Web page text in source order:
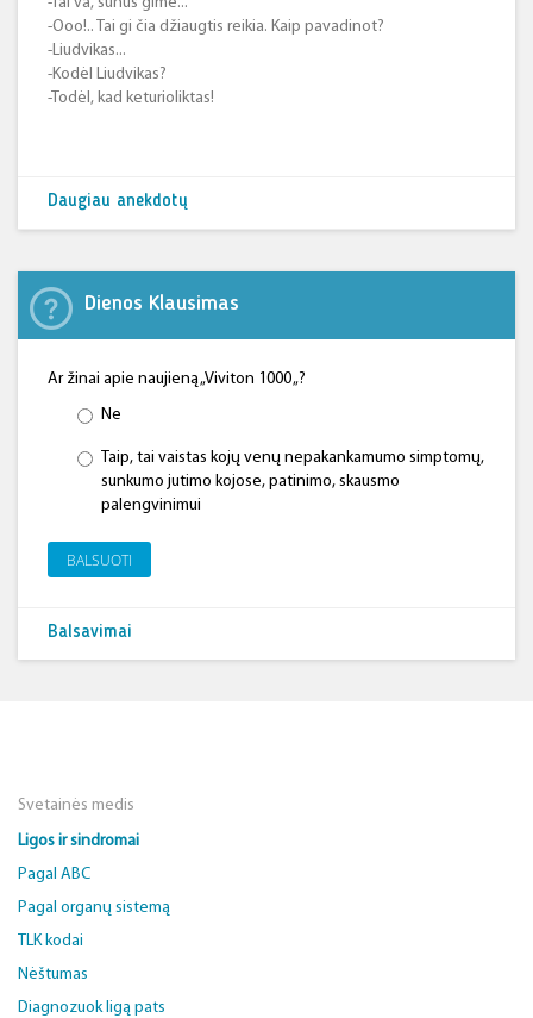
-Ooo!.. Tai gi čia džiaugtis reikia. Kaip pavadinot?
-Liudvikas...
-Kodėl Liudvikas?
-Todėl, kad keturioliktas!
Daugiau anekdotų
Dienos Klausimas
Ar žinai apie naujieną „Viviton 1000 „?
Ne
Taip, tai vaistas kojų venų nepakankamumo simptomų,
sunkumo jutimo kojose, patinimo, skausmo
palengvinimui
BALSUOTI
Balsavimai
Svetainės medis
Ligos ir sindromai
Pagal ABC
Pagal organų sistemą
TLK kodai
Nėštumas
Diagnozuok ligą pats